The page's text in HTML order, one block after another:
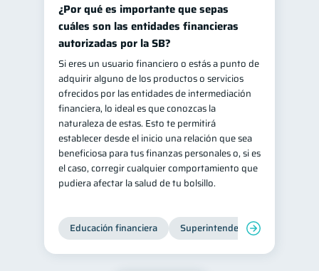
¿Por qué es importante que sepas
cuáles son las entidades financieras
autorizadas por la SB?
Si eres un usuario financiero o estás a punto de
adquirir alguno de los productos o servicios
ofrecidos por las entidades de intermediación
financiera, lo ideal es que conozcas la
naturaleza de estas. Esto te permitirá
establecer desde el inicio una relación que sea
beneficiosa para tus finanzas personales o, si es
el caso, corregir cualquier comportamiento que
pudiera afectar la salud de tu bolsillo.
Educación financiera Superintendencia de Bancos